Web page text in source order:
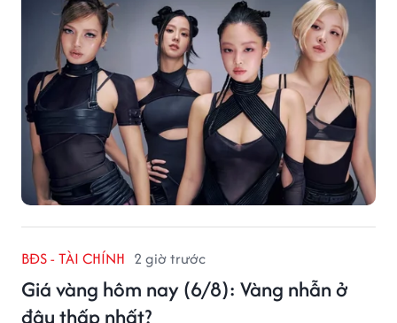
BĐS - TÀI CHÍNH 2 giờ trước
Giá vàng hôm nay (6/8): Vàng nhẫn ở
đâu thấp nhất?